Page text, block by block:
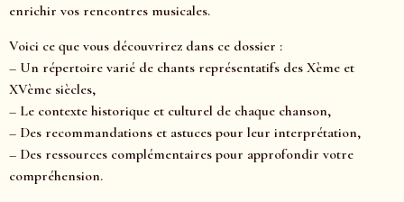
enrichir vos rencontres musicales.
Voici ce que vous découvrirez dans ce dossier :
– Un répertoire varié de chants représentatifs des Xème et
XVème siècles,
– Le contexte historique et culturel de chaque chanson,
– Des recommandations et astuces pour leur interprétation,
– Des ressources complémentaires pour approfondir votre
compréhension.